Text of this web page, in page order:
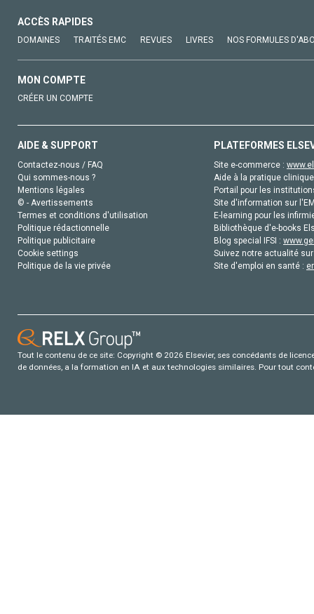
ACCÈS RAPIDES
DOMAINES TRAITÉS EMC REVUES LIVRES NOS FORMULES
MON COMPTE
CRÉER UN COMPTE
AIDE & SUPPORT
Contactez-nous / FAQ
Qui sommes-nous ?
Mentions légales
© - Avertissements
Termes et conditions d'utilisation
Politique rédactionnelle
Politique publicitaire
Cookie settings
Politique de la vie privée
PLATEFORMES
Site e-commerce :
Aide à la pratique
Portail pour les
Site d'information sur
E-learning pour les
Bibliothèque d'e-books
Blog special IFSI :
Suivez notre actualité
Site d'emploi en santé :
Tout le contenu de ce site: Copyright © 2026 Elsevier, ses concédants de
de données, a la formation en IA et aux technologies similaires. Pour tout